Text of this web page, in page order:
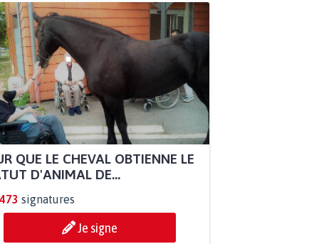
QUE LE CHEVAL OBTIENNE LE
D'ANIMAL DE...
signatures
Je signe